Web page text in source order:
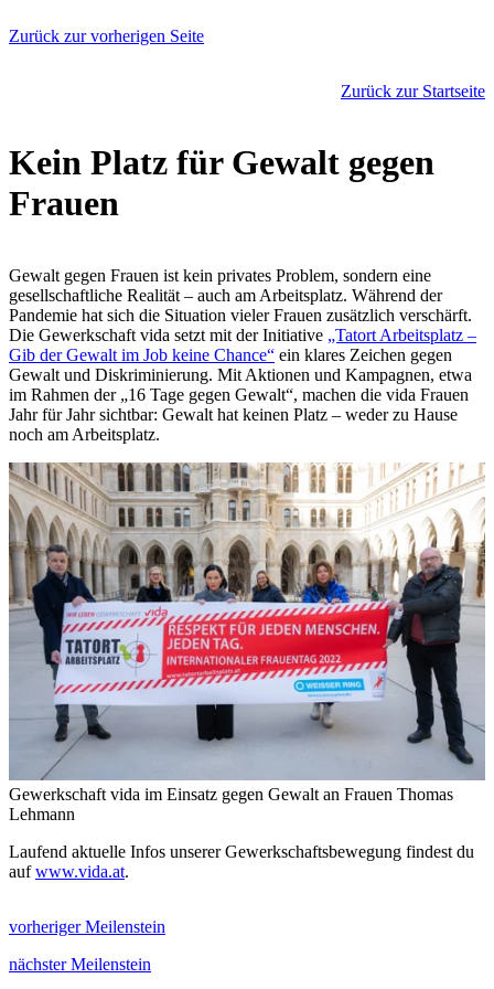
Zurück zur vorherigen Seite
Zurück zur Startseite
Kein Platz für Gewalt gegen
Frauen
Gewalt gegen Frauen ist kein privates Problem, sondern eine
gesellschaftliche Realität – auch am Arbeitsplatz. Während der
Pandemie hat sich die Situation vieler Frauen zusätzlich verschärft.
Die Gewerkschaft vida setzt mit der Initiative „Tatort Arbeitsplatz –
Gib der Gewalt im Job keine Chance“ ein klares Zeichen gegen
Gewalt und Diskriminierung. Mit Aktionen und Kampagnen, etwa
im Rahmen der „16 Tage gegen Gewalt“, machen die vida Frauen
Jahr für Jahr sichtbar: Gewalt hat keinen Platz – weder zu Hause
noch am Arbeitsplatz.
Gewerkschaft vida im Einsatz gegen Gewalt an Frauen Thomas
Lehmann
Laufend aktuelle Infos unserer Gewerkschaftsbewegung findest du
aufwww.vida.at.
vorheriger Meilenstein
nächster Meilenstein